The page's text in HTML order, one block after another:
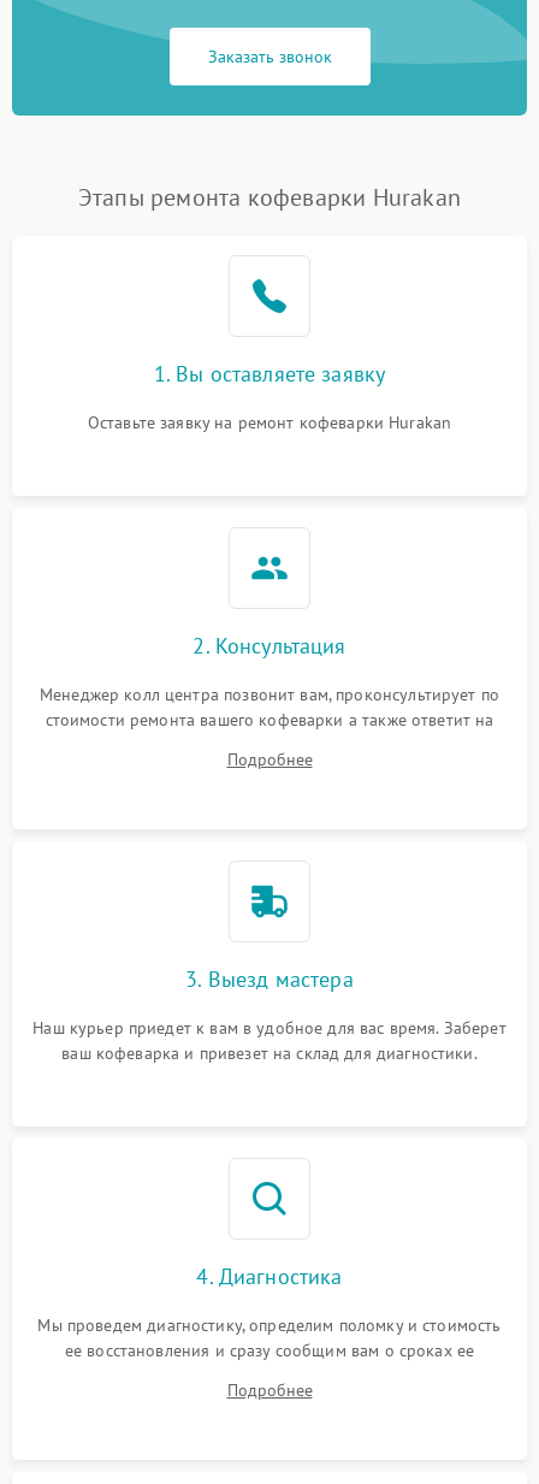
Заказать звонок
Этапы ремонта кофеварки Hurakan
1. Вы оставляете заявку
Оставьте заявку на ремонт кофеварки Hurakan
2. Консультация
Менеджер колл центра позвонит вам, проконсультирует по
стоимости ремонта вашего кофеварки а также ответит на
Подробнее
3. Выезд мастера
Наш курьер приедет к вам в удобное для вас время. Заберет
ваш кофеварка и привезет на склад для диагностики.
4. Диагностика
Мы проведем диагностику, определим поломку и стоимость
ее восстановления и сразу сообщим вам о сроках ее
Подробнее